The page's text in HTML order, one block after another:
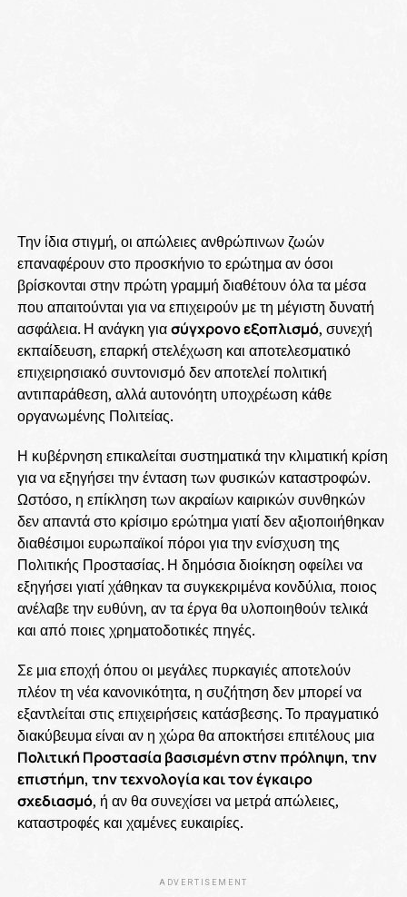
Την ίδια στιγμή, οι απώλειες ανθρώπινων ζωών
επαναφέρουν στο προσκήνιο το ερώτημα αν όσοι
βρίσκονται στην πρώτη γραμμή διαθέτουν όλα τα μέσα
που απαιτούνται για να επιχειρούν με τη μέγιστη δυνατή
ασφάλεια. Η ανάγκη γιασύγχρονο εξοπλισμό, συνεχή
εκπαίδευση, επαρκή στελέχωση και αποτελεσματικό
επιχειρησιακό συντονισμό δεν αποτελεί πολιτική
αντιπαράθεση, αλλά αυτονόητη υποχρέωση κάθε
οργανωμένης Πολιτείας.
Η κυβέρνηση επικαλείται συστηματικά την κλιματική κρίση
για να εξηγήσει την ένταση των φυσικών καταστροφών.
Ωστόσο, η επίκληση των ακραίων καιρικών συνθηκών
δεν απαντά στο κρίσιμο ερώτημα γιατί δεν αξιοποιήθηκαν
διαθέσιμοι ευρωπαϊκοί πόροι για την ενίσχυση της
Πολιτικής Προστασίας. Η δημόσια διοίκηση οφείλει να
εξηγήσει γιατί χάθηκαν τα συγκεκριμένα κονδύλια, ποιος
ανέλαβε την ευθύνη, αν τα έργα θα υλοποιηθούν τελικά
και από ποιες χρηματοδοτικές πηγές.
Σε μια εποχή όπου οι μεγάλες πυρκαγιές αποτελούν
πλέον τη νέα κανονικότητα, η συζήτηση δεν μπορεί να
εξαντλείται στις επιχειρήσεις κατάσβεσης. Το πραγματικό
διακύβευμα είναι αν η χώρα θα αποκτήσει επιτέλους μια
Πολιτική Προστασία βασισμένη στην πρόληψη, την
επιστήμη, την τεχνολογία και τον έγκαιρο
σχεδιασμό, ή αν θα συνεχίσει να μετρά απώλειες,
καταστροφές και χαμένες ευκαιρίες.
ADVERTISEMENT